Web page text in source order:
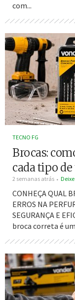
com...
TECNO FG
Brocas:
cada tipo
2 semanas atrás
CONHEÇA QUAL
ERROS NA
SEGURANÇA E
broca correta é